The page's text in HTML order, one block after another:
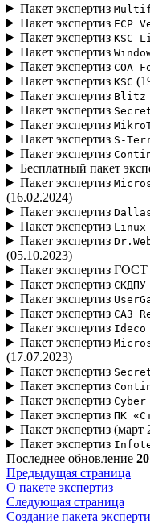
Пакет экспертиз
Пакет экспертиз ECP
Пакет экспертиз KSC
Пакет экспертиз
Пакет экспертиз СОА
Пакет экспертиз KSC
Пакет экспертиз Blitz
Пакет экспертиз
Пакет экспертиз
Пакет экспертиз S-
Пакет экспертиз
Бесплатный пакет
Пакет экспертиз
(16.02.2024)
Пакет экспертиз
Пакет экспертиз Linux
Пакет экспертиз
(05.10.2023)
Пакет экспертиз ГОСТ
Пакет экспертиз
Пакет экспертиз
Пакет экспертиз САЗ
Пакет экспертиз Ideco
Пакет экспертиз
(17.07.2023)
Пакет экспертиз
Пакет экспертиз
Пакет экспертиз
Пакет экспертиз ПК
Пакет экспертиз (март
Пакет экспертиз
Последнее обновление
Предыдущая страница
О пакете экспертиз
Следующая страница
Создание пакета